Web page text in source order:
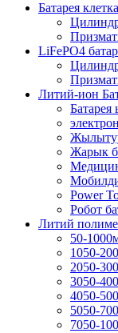
Батарея
LiFePO4
Литий-ион
Жарык
Power
Робот
Литий
50-
1050-
2050-
3050-
4050-
5050-
7050-